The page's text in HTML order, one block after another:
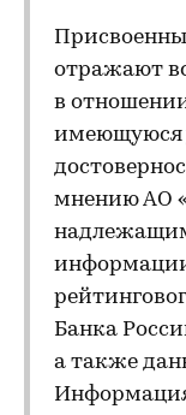
отражают
в
имеющуюся
мнению АО
Банка
а также